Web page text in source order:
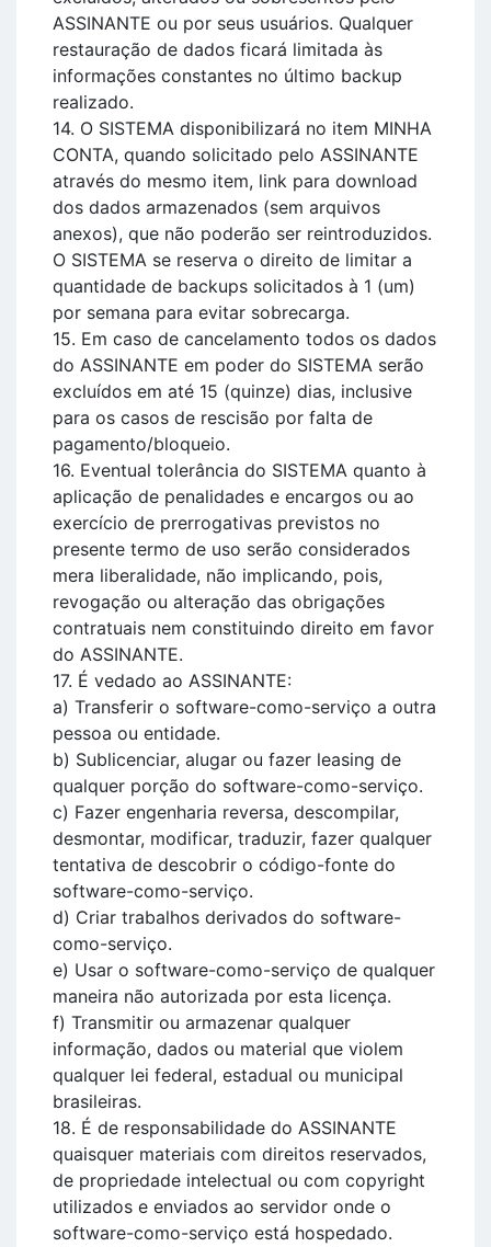
ASSINANTE ou por seus usuários. Qualquer
restauração de dados ficará limitada às
informações constantes no último backup
realizado.
14. O SISTEMA disponibilizará no item MINHA
CONTA, quando solicitado pelo ASSINANTE
através do mesmo item, link para download
dos dados armazenados (sem arquivos
anexos), que não poderão ser reintroduzidos.
O SISTEMA se reserva o direito de limitar a
quantidade de backups solicitados à 1 (um)
por semana para evitar sobrecarga.
15. Em caso de cancelamento todos os dados
do ASSINANTE em poder do SISTEMA serão
excluídos em até 15 (quinze) dias, inclusive
para os casos de rescisão por falta de
pagamento/bloqueio.
16. Eventual tolerância do SISTEMA quanto à
aplicação de penalidades e encargos ou ao
exercício de prerrogativas previstos no
presente termo de uso serão considerados
mera liberalidade, não implicando, pois,
revogação ou alteração das obrigações
contratuais nem constituindo direito em favor
do ASSINANTE.
17. É vedado ao ASSINANTE:
a) Transferir o software-como-serviço a outra
pessoa ou entidade.
b) Sublicenciar, alugar ou fazer leasing de
qualquer porção do software-como-serviço.
c) Fazer engenharia reversa, descompilar,
desmontar, modificar, traduzir, fazer qualquer
tentativa de descobrir o código-fonte do
software-como-serviço.
d) Criar trabalhos derivados do software-
como-serviço.
e) Usar o software-como-serviço de qualquer
maneira não autorizada por esta licença.
f) Transmitir ou armazenar qualquer
informação, dados ou material que violem
qualquer lei federal, estadual ou municipal
brasileiras.
18. É de responsabilidade do ASSINANTE
quaisquer materiais com direitos reservados,
de propriedade intelectual ou com copyright
utilizados e enviados ao servidor onde o
software-como-serviço está hospedado.